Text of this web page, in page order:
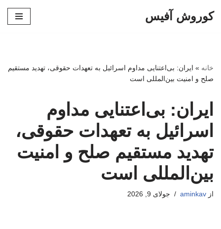
کوروش آفیس
خانه » ایران: بی‌اعتنایی مداوم اسرائیل به تعهدات حقوقی، تهدید مستقیم
صلح و امنیت بین‌المللی است
ایران: بی‌اعتنایی مداوم
اسرائیل به تعهدات حقوقی،
تهدید مستقیم صلح و امنیت
بین‌المللی است
از aminkav جولای 9, 2026